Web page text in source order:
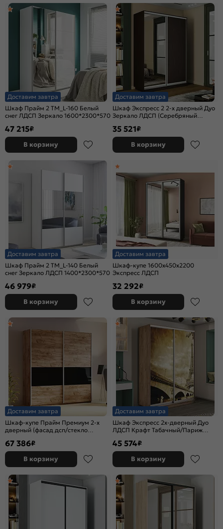
Доставим завтра
Шкаф Прайм 2 TM_L-160 Белый
снег ЛДСП Зеркало 1600*2300*570
47 215₽
В корзину
Доставим завтра
Шкаф Экспресс 2 2-х дверный Дуо
Зеркало ЛДСП (Серебряный
35 521₽
В корзину
Доставим завтра
Шкаф Прайм 2 TM_L-140 Белый
снег Зеркало ЛДСП 1400*2300*570
46 979₽
В корзину
Доставим завтра
Шкаф-купе 1600x450x2200
Экспресс ЛДСП
32 292₽
В корзину
Доставим завтра
Шкаф-купе Прайм Премиум 2-х
дверный (фасад дсп/стекло
Крафт Табачный
67 386₽
В корзину
Доставим завтра
Шкаф Экспресс 2х-дверный Дуо
ЛДСП Крафт Табачный/Париж
45 574₽
В корзину